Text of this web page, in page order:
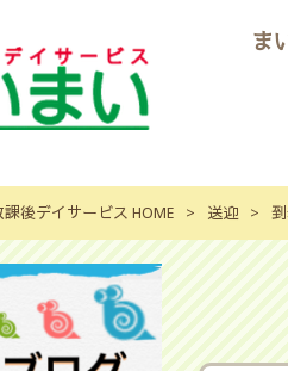
ま
後デイサービス HOME > 送迎 >